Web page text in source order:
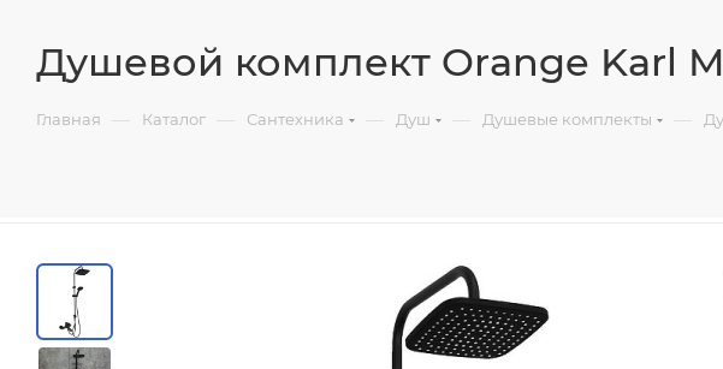
Душевой комплект Orange Karl
Главная — Каталог — Сантехника — Душ — Душевые комплекты —